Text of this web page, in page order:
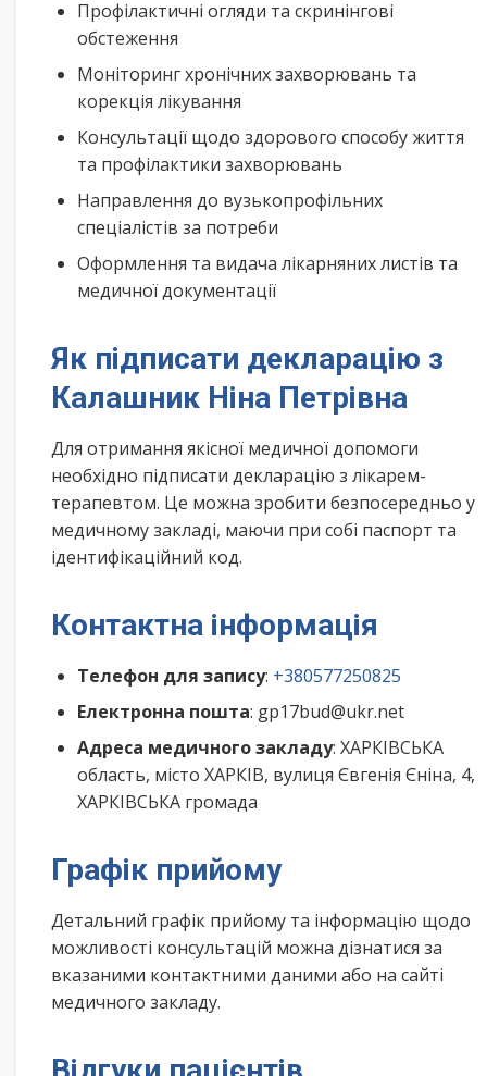
Профілактичні огляди та скринінгові
обстеження
Моніторинг хронічних захворювань та
корекція лікування
Консультації щодо здорового способу життя
та профілактики захворювань
Направлення до вузькопрофільних
спеціалістів за потреби
Оформлення та видача лікарняних листів та
медичної документації
Як підписати декларацію з
Калашник Ніна Петрівна
Для отримання якісної медичної допомоги
необхідно підписати декларацію з лікарем-
терапевтом. Це можна зробити безпосередньо у
медичному закладі, маючи при собі паспорт та
ідентифікаційний код.
Контактна інформація
Телефон для запису: +380577250825
Електронна пошта: gp17bud@ukr.net
Адреса медичного закладу: ХАРКІВСЬКА
область, місто ХАРКІВ, вулиця Євгенія Єніна, 4,
ХАРКІВСЬКА громада
Графік прийому
Детальний графік прийому та інформацію щодо
можливості консультацій можна дізнатися за
вказаними контактними даними або на сайті
медичного закладу.